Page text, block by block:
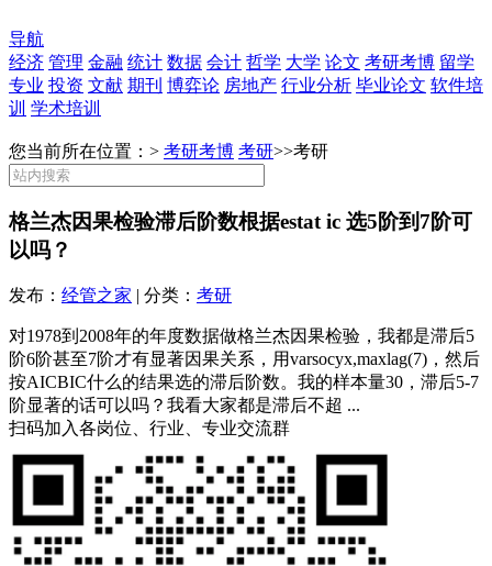
导航
经济 管理 金融 统计 数据 会计 哲学 大学 论文 考研考博 留学
专业 投资 文献 期刊 博弈论 房地产 行业分析 毕业论文 软件培
训 学术培训
您当前所在位置：> 考研考博 考研>>考研
格兰杰因果检验滞后阶数根据estat ic 选5阶到7阶可
以吗？
发布： 经管之家 | 分类： 考研
对1978到2008年的年度数据做格兰杰因果检验，我都是滞后5
阶6阶甚至7阶才有显著因果关系，用varsocyx,maxlag(7)，然后
按AICBIC什么的结果选的滞后阶数。我的样本量30，滞后5-7
阶显著的话可以吗？我看大家都是滞后不超 ...
扫码加入各岗位、行业、专业交流群